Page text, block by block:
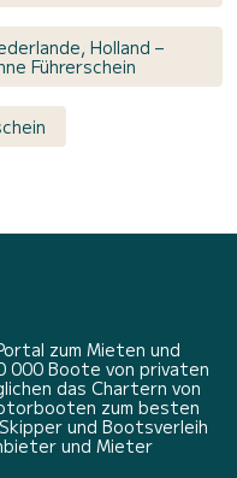
Holland –
Führerschein
zum Mieten und
000 Boote von privaten
das Chartern von
zum besten
und Bootsverleih
und Mieter